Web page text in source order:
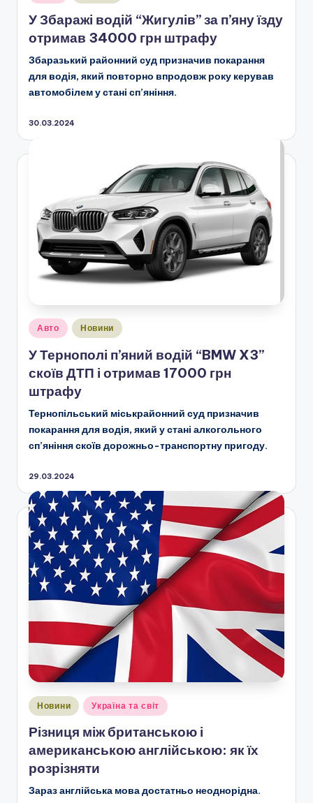
У Збаражі водій “Жигулів” за п’яну їзду
отримав 34000 грн штрафу
Збаразький районний суд призначив покарання
для водія, який повторно впродовж року керував
автомобілем у стані сп’яніння.
30.03.2024
Опубліковано
Авто Новини
У Тернополі п’яний водій “BMW X3”
скоїв ДТП і отримав 17000 грн
штрафу
Тернопільський міськрайонний суд призначив
покарання для водія, який у стані алкогольного
сп’яніння скоїв дорожньо-транспортну пригоду.
29.03.2024
Опубліковано
Новини Україна та світ
Різниця між британською і
американською англійською: як їх
розрізняти
Зараз англійська мова достатньо неоднорідна.